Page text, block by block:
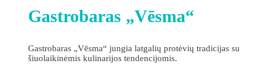
Gastrobaras „Vēsma“
Gastrobaras „Vēsma“ jungia latgalių protėvių tradicijas su
šiuolaikinėmis kulinarijos tendencijomis.